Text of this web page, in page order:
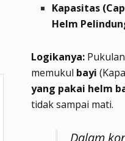
Kapasitas
Helm
Logikanya:
memukul bayi
yang pakai helm
tidak sampai mati.
Dalam